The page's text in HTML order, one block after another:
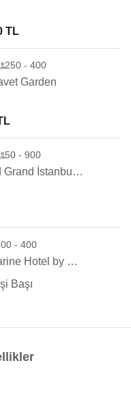
TL
250 - 400
Garden
50 - 900
Elite World Grand İstanbul Küçükyalı
- 400
Destiny Marine Hotel by Glory Wedding
Başı